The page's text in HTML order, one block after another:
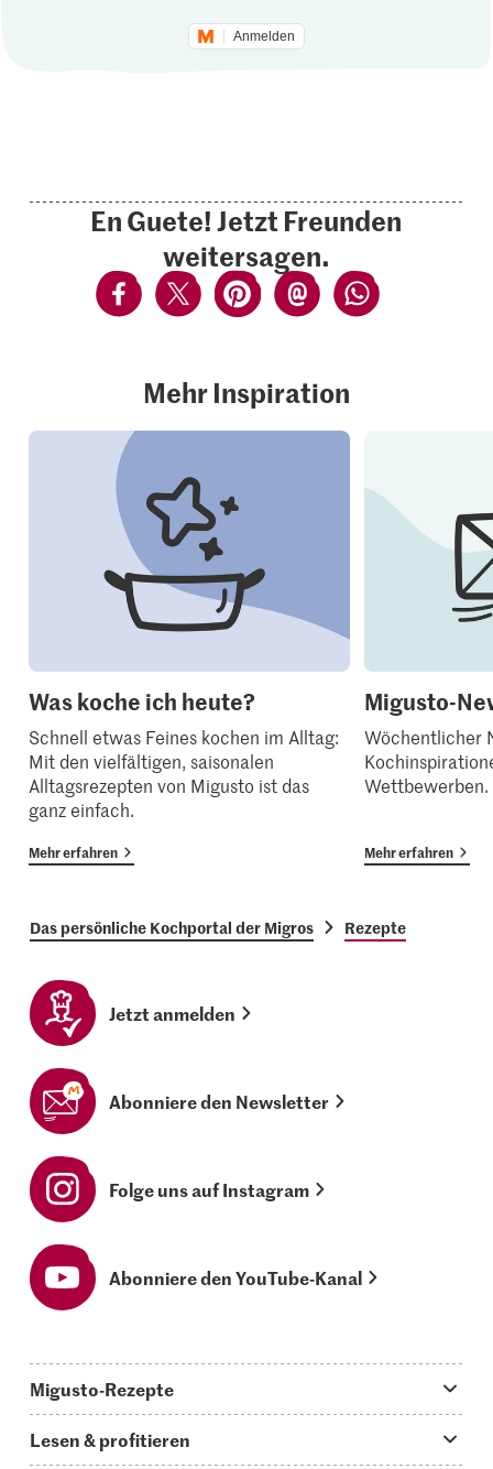
Anmelden
En Guete! Jetzt Freunden
weitersagen.
Mehr Inspiration
Was koche ich heute?
Schnell etwas Feines kochen im Alltag:
Mit den vielfältigen, saisonalen
Alltagsrezepten von Migusto ist das
ganz einfach.
Mehr erfahren
Migusto-
Wöchentlicher
Wettbewerben.
Mehr erfahren
Das persönliche Kochportal der Migros Rezepte
Jetzt anmelden
Abonniere den Newsletter
Folge uns auf Instagram
Abonniere den YouTube-Kanal
Migusto-Rezepte
Lesen & profitieren